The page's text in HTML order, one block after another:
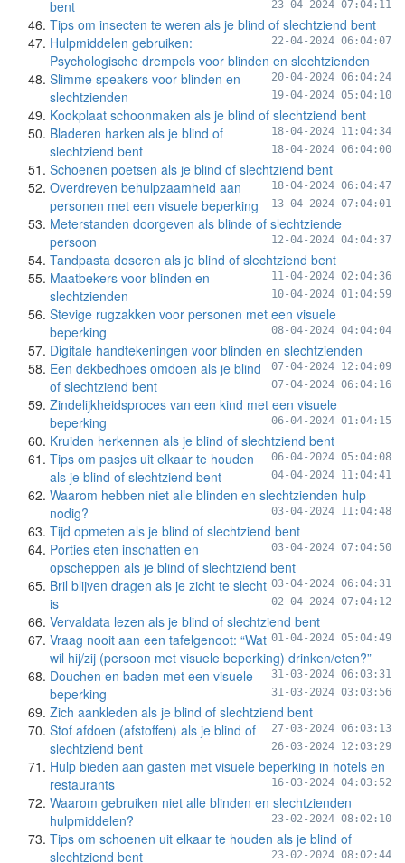
bent
23-04-2024 07:04:11
Tips om insecten te weren als je blind of slechtziend bent
22-04-2024 06:04:07
Hulpmiddelen gebruiken:
Psychologische drempels voor blinden en slechtzienden
20-04-2024 06:04:24
Slimme speakers voor blinden en
slechtzienden
19-04-2024 05:04:10
Kookplaat schoonmaken als je blind of slechtziend bent
18-04-2024 11:04:34
Bladeren harken als je blind of
slechtziend bent
18-04-2024 06:04:00
Schoenen poetsen als je blind of slechtziend bent
18-04-2024 06:04:47
Overdreven behulpzaamheid aan
personen met een visuele beperking
13-04-2024 07:04:01
Meterstanden doorgeven als blinde of slechtziende
persoon
12-04-2024 04:04:37
Tandpasta doseren als je blind of slechtziend bent
11-04-2024 02:04:36
Maatbekers voor blinden en
slechtzienden
10-04-2024 01:04:59
Stevige rugzakken voor personen met een visuele
beperking
08-04-2024 04:04:04
Digitale handtekeningen voor blinden en slechtzienden
07-04-2024 12:04:09
Een dekbedhoes omdoen als je blind
of slechtziend bent
07-04-2024 06:04:16
Zindelijkheidsproces van een kind met een visuele
beperking
06-04-2024 01:04:15
Kruiden herkennen als je blind of slechtziend bent
06-04-2024 05:04:08
Tips om pasjes uit elkaar te houden
als je blind of slechtziend bent
04-04-2024 11:04:41
Waarom hebben niet alle blinden en slechtzienden hulp
nodig?
03-04-2024 11:04:48
Tijd opmeten als je blind of slechtziend bent
03-04-2024 07:04:50
Porties eten inschatten en
opscheppen als je blind of slechtziend bent
03-04-2024 06:04:31
Bril blijven dragen als je zicht te slecht
is
02-04-2024 07:04:12
Vervaldata lezen als je blind of slechtziend bent
01-04-2024 05:04:49
Vraag nooit aan een tafelgenoot: “Wat
wil hij/zij (persoon met visuele beperking) drinken/eten?”
31-03-2024 06:03:31
Douchen en baden met een visuele
beperking
31-03-2024 03:03:56
Zich aankleden als je blind of slechtziend bent
27-03-2024 06:03:13
Stof afdoen (afstoffen) als je blind of
slechtziend bent
26-03-2024 12:03:29
Hulp bieden aan gasten met visuele beperking in hotels en
restaurants
16-03-2024 04:03:52
Waarom gebruiken niet alle blinden en slechtzienden
hulpmiddelen?
23-02-2024 08:02:10
Tips om schoenen uit elkaar te houden als je blind of
slechtziend bent
23-02-2024 08:02:44